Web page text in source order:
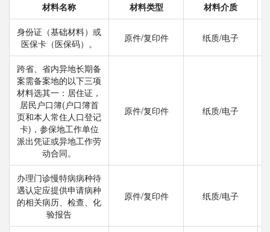
材料名称 材料类型 材料介质
身份证（基础材料）或
医保卡（医保码）。
原件/复印件 纸质/电子
跨省、省内异地长期备
案需备案地的以下三项
材料选其一：居住证，
居民户口簿(户口簿首
页和本人常住人口登记
卡)，参保地工作单位
派出凭证或异地工作劳
动合同。
原件/复印件 纸质/电子
办理门诊慢特病病种待
遇认定应提供申请病种
的相关病历、检查、化
验报告
原件/复印件 纸质/电子